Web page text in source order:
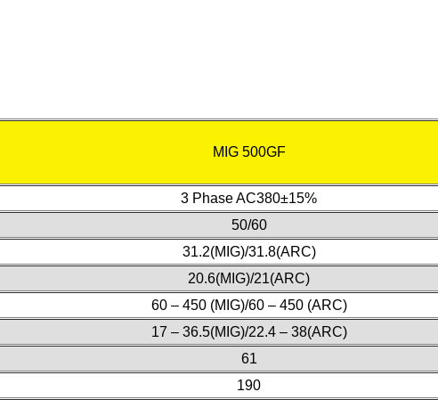
MIG 500GF
3 Phase AC380±15%
50/60
31.2(MIG)/31.8(ARC)
20.6(MIG)/21(ARC)
60 – 450 (MIG)/60 – 450 (ARC)
17 – 36.5(MIG)/22.4 – 38(ARC)
61
190